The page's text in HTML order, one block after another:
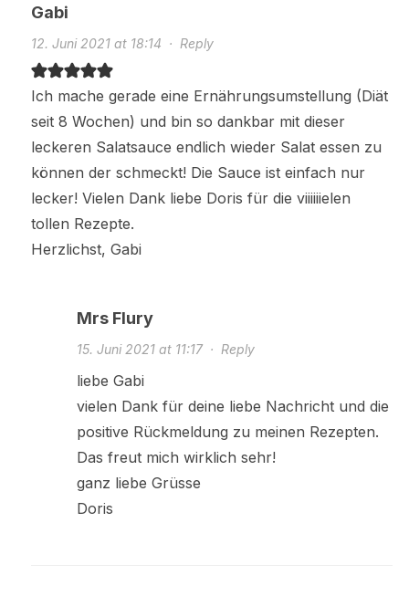
Gabi
12. Juni 2021 at 18:14 · Reply
Ich mache gerade eine Ernährungsumstellung (Diät
seit 8 Wochen) und bin so dankbar mit dieser
leckeren Salatsauce endlich wieder Salat essen zu
können der schmeckt! Die Sauce ist einfach nur
lecker! Vielen Dank liebe Doris für die viiiiiielen
tollen Rezepte.
Herzlichst, Gabi
Mrs Flury
15. Juni 2021 at 11:17· Reply
liebe Gabi
vielen Dank für deine liebe Nachricht und die
positive Rückmeldung zu meinen Rezepten.
Das freut mich wirklich sehr!
ganz liebe Grüsse
Doris